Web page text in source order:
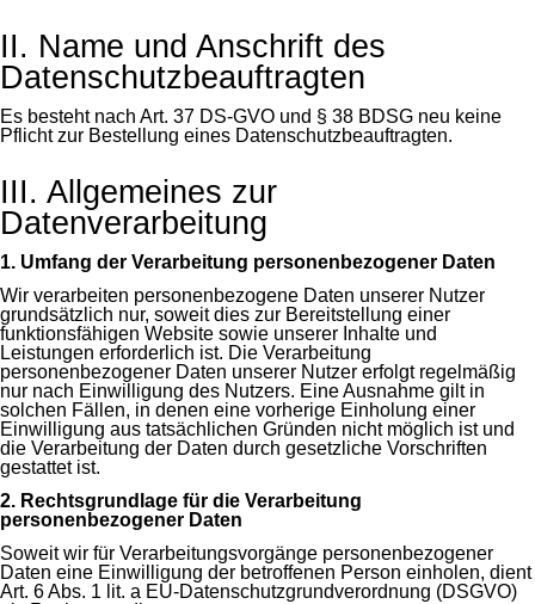
II. Name und Anschrift des
Datenschutzbeauftragten
Es besteht nach Art. 37 DS-GVO und § 38 BDSG neu keine
Pflicht zur Bestellung eines Datenschutzbeauftragten.
III. Allgemeines zur
Datenverarbeitung
1. Umfang der Verarbeitung personenbezogener Daten
Wir verarbeiten personenbezogene Daten unserer Nutzer
grundsätzlich nur, soweit dies zur Bereitstellung einer
funktionsfähigen Website sowie unserer Inhalte und
Leistungen erforderlich ist. Die Verarbeitung
personenbezogener Daten unserer Nutzer erfolgt regelmäßig
nur nach Einwilligung des Nutzers. Eine Ausnahme gilt in
solchen Fällen, in denen eine vorherige Einholung einer
Einwilligung aus tatsächlichen Gründen nicht möglich ist und
die Verarbeitung der Daten durch gesetzliche Vorschriften
gestattet ist.
2. Rechtsgrundlage für die Verarbeitung
personenbezogener Daten
Soweit wir für Verarbeitungsvorgänge personenbezogener
Daten eine Einwilligung der betroffenen Person einholen, dient
Art. 6 Abs. 1 lit. a EU-Datenschutzgrundverordnung (DSGVO)